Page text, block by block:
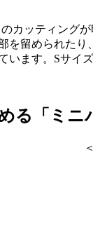
カッティング
を留められた
います。Sサイ
る「ミニ
＜